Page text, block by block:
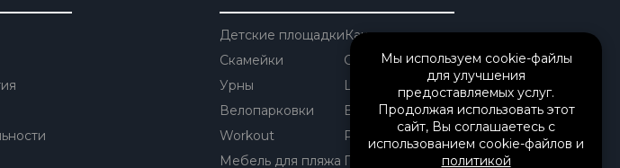
Детские площадкиКачели
Скамейки
Столы уличные
Урны
Шезлонги
Велопарковки
Вазоны
Workout
Решетки
Мебель для пляжа Перголы/ Беседки
Мы используем cookie-файлы
для улучшения
предоставляемых услуг.
Продолжая использовать этот
сайт, Вы соглашаетесь с
использованием cookie-файлов и
политикой